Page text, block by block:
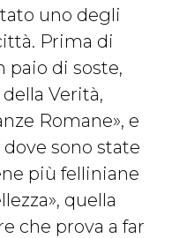
uno degli
Prima di
paio di soste,
Verità,
Romane», e
dove sono state
più felliniane
quella
che prova a far